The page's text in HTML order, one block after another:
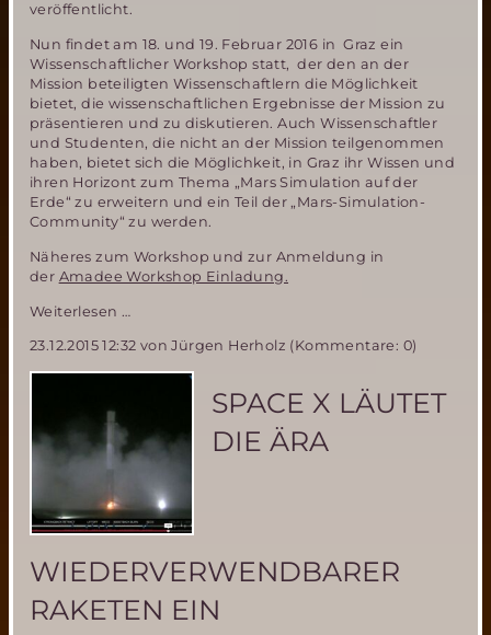
veröffentlicht.
Nun findet am 18. und 19. Februar 2016 in Graz ein
Wissenschaftlicher Workshop statt, der den an der
Mission beteiligten Wissenschaftlern die Möglichkeit
bietet, die wissenschaftlichen Ergebnisse der Mission zu
präsentieren und zu diskutieren. Auch Wissenschaftler
und Studenten, die nicht an der Mission teilgenommen
haben, bietet sich die Möglichkeit, in Graz ihr Wissen und
ihren Horizont zum Thema „Mars Simulation auf der
Erde“ zu erweitern und ein Teil der „Mars-Simulation-
Community“ zu werden.
Näheres zum Workshop und zur Anmeldung in
der Amadee Workshop Einladung.
Weiterlesen …
erfolgreichen
AMADEE-
Marssimulationsmission
ÖWF
23.12.2015 12:32 von Jürgen Herholz (Kommentare: 0)
SPACE X LÄUTET
DIE ÄRA
WIEDERVERWENDBARER
RAKETEN EIN